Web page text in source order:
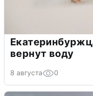
вернут воду
8 августа 0